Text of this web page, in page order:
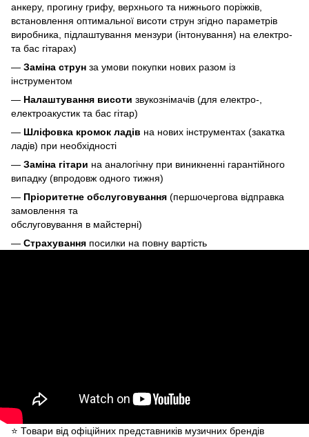
анкеру, прогину грифу, верхнього та нижнього поріжків,
встановлення оптимальної висоти струн згідно параметрів
виробника, підлаштування мензури (інтонування) на електро-
та бас гітарах)
— Заміна струн за умови покупки нових разом із
інструментом
— Налаштування висоти звукознімачів (для електро-,
електроакустик та бас гітар)
— Шліфовка кромок ладів на нових інструментах (закатка
ладів) при необхідності
— Заміна гітари на аналогічну при виникненні гарантійного
випадку (впродовж одного тижня)
— Пріоритетне обслуговування (першочергова відправка
замовлення та
обслуговування в майстерні)
— Страхування посилки на повну вартість
⭐️ Товари від офіційних представників музичних брендів